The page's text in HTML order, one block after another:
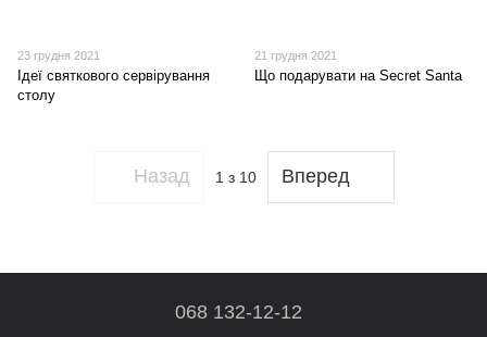
23 грудня 2021
Ідеї ​​святкового сервірування
столу
21 грудня 2021
Що подарувати на Secret Santa
Назад 1 з 10 Вперед
068 132-12-12